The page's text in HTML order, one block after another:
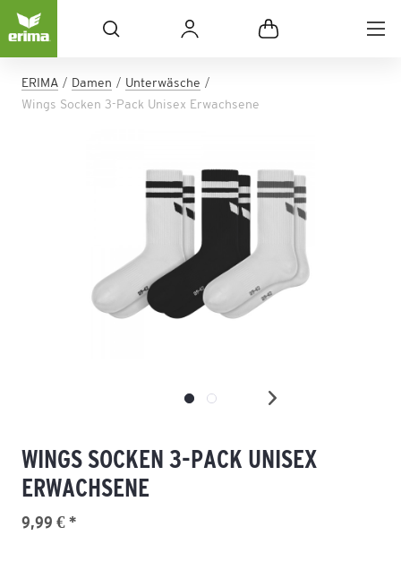
ERIMA Damen
Unterwäsche
Wings Socken 3-Pack Unisex Erwachsene
WINGS SOCKEN 3-PACK UNISEX
ERWACHSENE
9,99 € *